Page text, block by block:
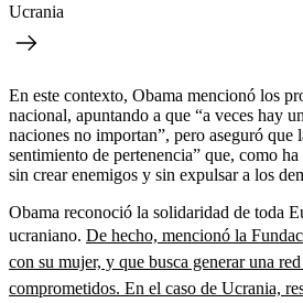
Ucrania
En este contexto, Obama mencionó los
nacional, apuntando a que “a veces hay
naciones no importan”, pero aseguró que
sentimiento de pertenencia” que, como ha
sin crear enemigos y sin expulsar a los
Obama reconoció la solidaridad de toda
ucraniano. De hecho, mencionó la
con su mujer, y que busca generar una
comprometidos. En el caso de Ucrania,